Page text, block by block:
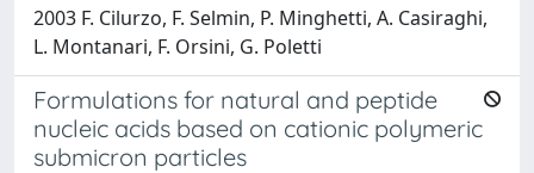
2003 F. Cilurzo, F. Selmin, P. Minghetti, A. Casiraghi,
L. Montanari, F. Orsini, G. Poletti
Formulations for natural and peptide
nucleic acids based on cationic polymeric
submicron particles